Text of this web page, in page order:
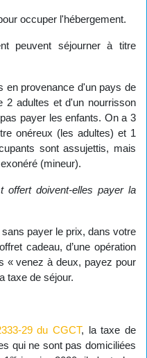
occuper l'hébergement.
peuvent séjourner à titre
en provenance d'un pays de
2 adultes et d'un nourrisson
payer les enfants. On a 3
onéreux (les adultes) et 1
sont assujettis, mais
(mineur).
offert doivent-elles payer la
payer le prix, dans votre
cadeau, d’une opération
« venez à deux, payez pour
taxe de séjour.
29 du CGCT, la taxe de
qui ne sont pas domiciliées